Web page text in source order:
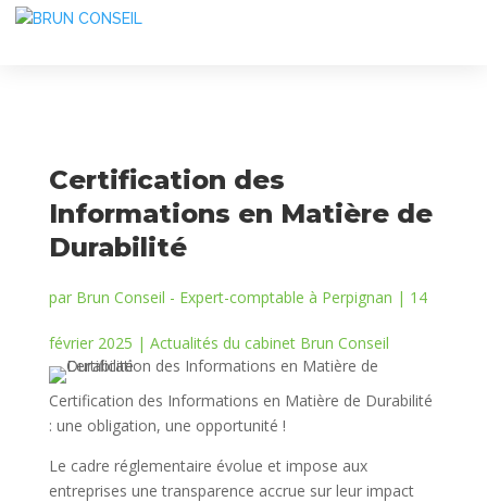
Certification des
Informations en Matière de
Durabilité
par Brun Conseil - Expert-comptable à Perpignan | 14
février 2025 | Actualités du cabinet Brun Conseil
Certification des Informations en Matière de Durabilité
: une obligation, une opportunité !
Le cadre réglementaire évolue et impose aux
entreprises une transparence accrue sur leur impact